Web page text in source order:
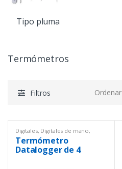
Tipo pluma
Termómetros
Filtros
Digitales, Digitales de mano,
Equipos de Laboratorio
Productos con certificado ISO
17025 ,Temperatura,
Termómetros,Termómetros
Termómetro
Datalogger de 4